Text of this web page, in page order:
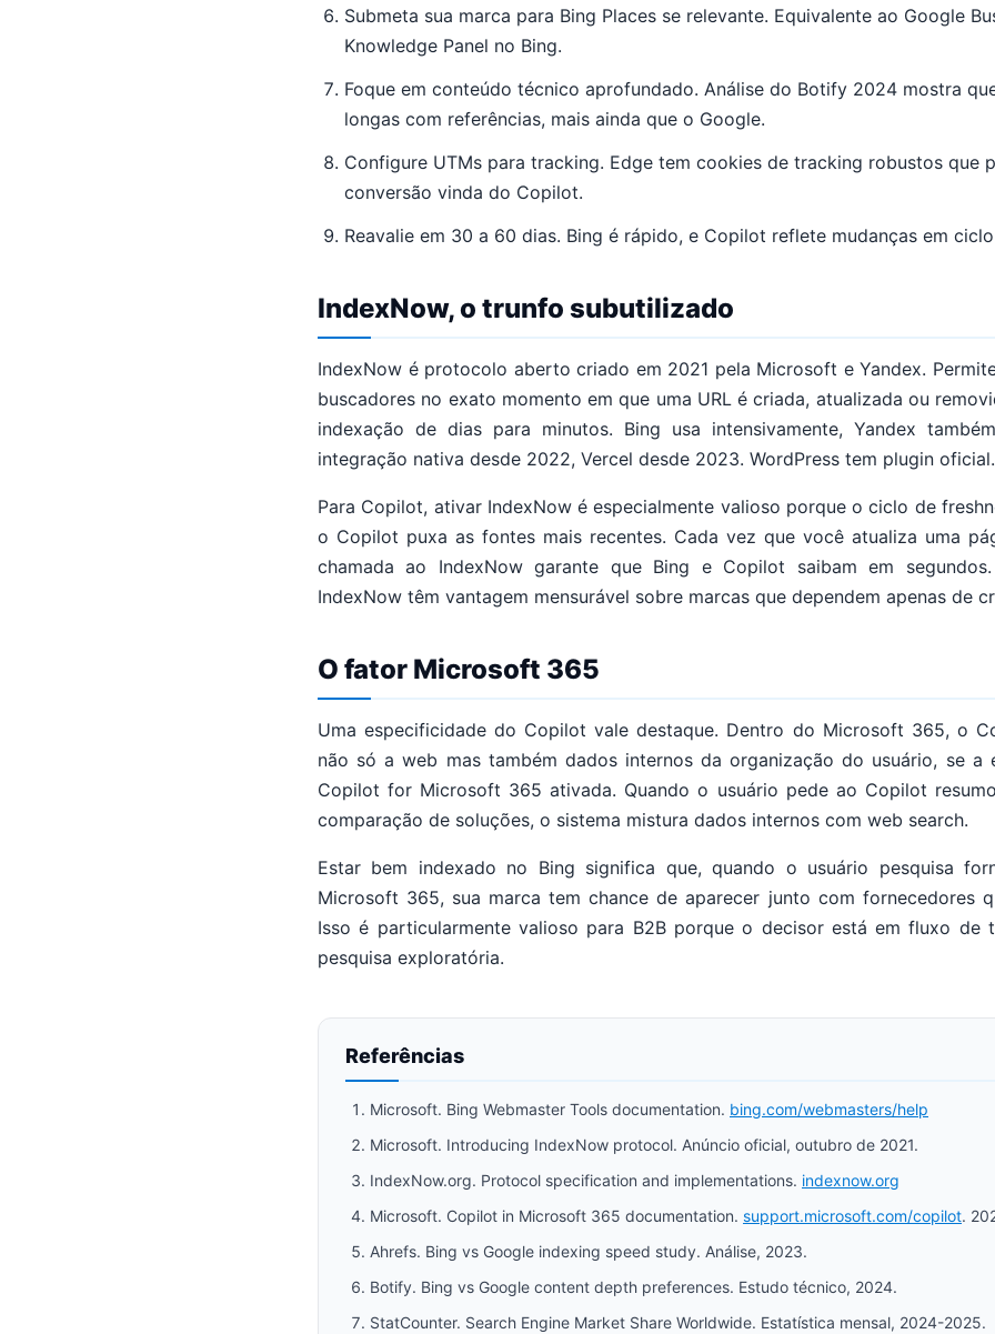
Submeta sua marca para Bing Places se relevante. Equivalente ao Google
Knowledge Panel no Bing.
Foque em conteúdo técnico aprofundado. Análise do Botify 2024 mostra
longas com referências, mais ainda que o Google.
Configure UTMs para tracking. Edge tem cookies de tracking robustos que
conversão vinda do Copilot.
Reavalie em 30 a 60 dias. Bing é rápido, e Copilot reflete mudanças em
IndexNow, o trunfo subutilizado
IndexNow é protocolo aberto criado em 2021 pela Microsoft e Yandex.
buscadores no exato momento em que uma URL é criada, atualizada ou
indexação de dias para minutos. Bing usa intensivamente, Yandex
integração nativa desde 2022, Vercel desde 2023. WordPress tem plugin oficial.
Para Copilot, ativar IndexNow é especialmente valioso porque o ciclo de
o Copilot puxa as fontes mais recentes. Cada vez que você atualiza uma
chamada ao IndexNow garante que Bing e Copilot saibam em
IndexNow têm vantagem mensurável sobre marcas que dependem apenas de
O fator Microsoft 365
Uma especificidade do Copilot vale destaque. Dentro do Microsoft 365, o
não só a web mas também dados internos da organização do usuário, se a
Copilot for Microsoft 365 ativada. Quando o usuário pede ao Copilot
comparação de soluções, o sistema mistura dados internos com web search.
Estar bem indexado no Bing significa que, quando o usuário pesquisa
Microsoft 365, sua marca tem chance de aparecer junto com fornecedores
Isso é particularmente valioso para B2B porque o decisor está em fluxo de
pesquisa exploratória.
Referências
Microsoft. Bing Webmaster Tools documentation. bing.com/webmasters/help
Microsoft. Introducing IndexNow protocol. Anúncio oficial, outubro de 2021.
IndexNow.org. Protocol specification and implementations. indexnow.org
Microsoft. Copilot in Microsoft 365 documentation. support.microsoft.com/copilot.
Ahrefs. Bing vs Google indexing speed study. Análise, 2023.
Botify. Bing vs Google content depth preferences. Estudo técnico, 2024.
StatCounter. Search Engine Market Share Worldwide. Estatística mensal, 2024-2025.